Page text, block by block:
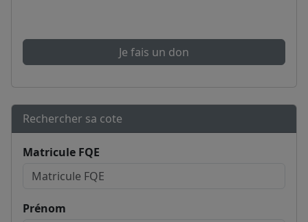
Je fais un don
Rechercher sa cote
Matricule FQE
Prénom